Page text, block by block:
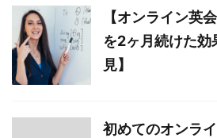
【オンライン英
を2ヶ月続けた効
見】
初めてのオンラ